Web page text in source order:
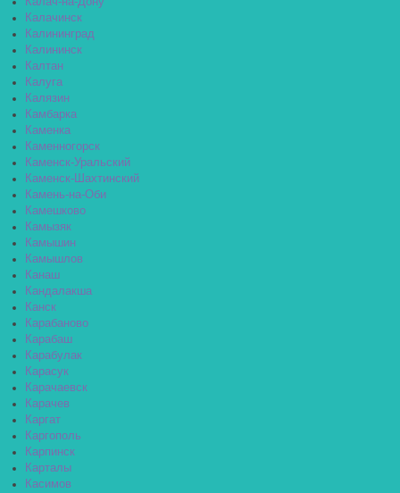
Калачинск
Калининград
Калининск
Калтан
Калуга
Калязин
Камбарка
Каменка
Каменногорск
Каменск-Уральский
Каменск-Шахтинский
Камень-на-Оби
Камешково
Камызяк
Камышин
Камышлов
Канаш
Кандалакша
Канск
Карабаново
Карабаш
Карабулак
Карасук
Карачаевск
Карачев
Каргат
Каргополь
Карпинск
Карталы
Касимов